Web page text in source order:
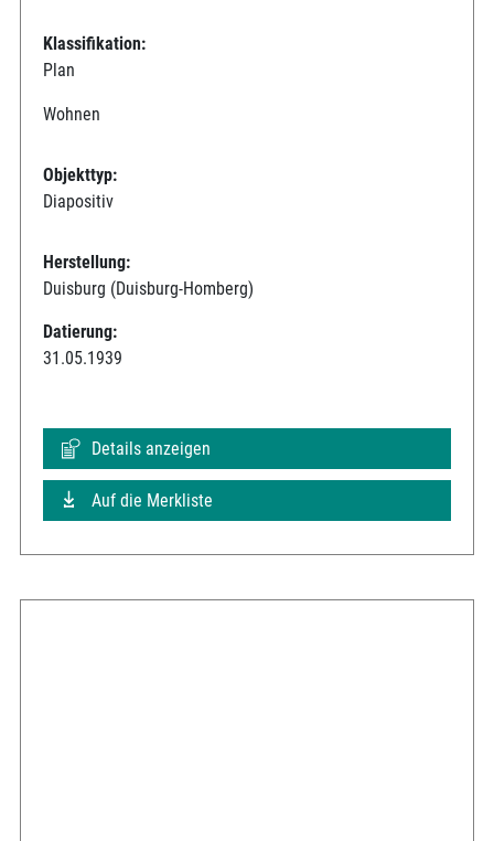
Klassifikation:
Plan
Wohnen
Objekttyp:
Diapositiv
Herstellung:
Duisburg (Duisburg-Homberg)
Datierung:
31.05.1939
Details anzeigen
Auf die Merkliste